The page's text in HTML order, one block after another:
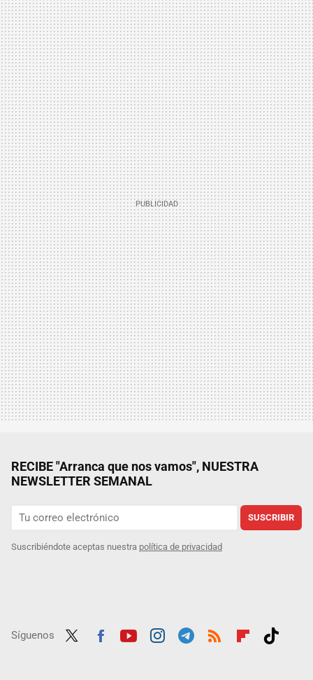
RECIBE "Arranca que nos vamos", NUESTRA
NEWSLETTER SEMANAL
SUSCRIBIR
Suscribiéndote aceptas nuestra política de privacidad
Síguenos